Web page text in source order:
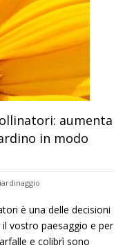
aumenta
in modo
è una delle decisioni
vostro paesaggio e per
e colibrì sono